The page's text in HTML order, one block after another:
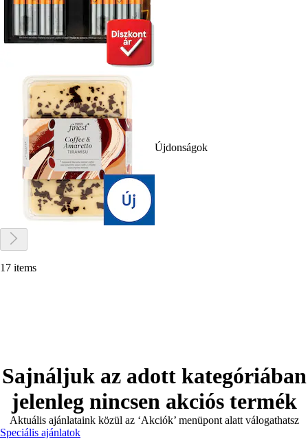
Újdonságok
17 items
Sajnáljuk az adott kategóriában
jelenleg nincsen akciós termék
Aktuális ajánlataink közül az ‘Akciók’ menüpont alatt válogathatsz
Speciális ajánlatok